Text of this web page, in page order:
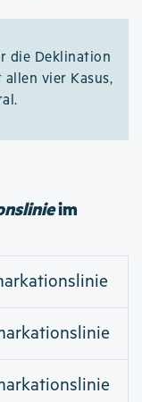
die Deklination
vier Kasus,
im